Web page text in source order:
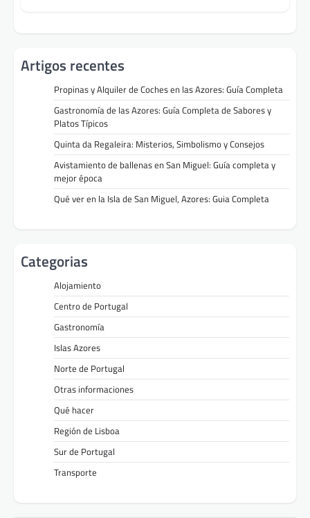
Artigos recentes
Propinas y Alquiler de Coches en las Azores: Guía Completa
Gastronomía de las Azores: Guía Completa de Sabores y
Platos Típicos
Quinta da Regaleira: Misterios, Simbolismo y Consejos
Avistamiento de ballenas en San Miguel: Guía completa y
mejor época
Qué ver en la Isla de San Miguel, Azores: Guia Completa
Categorias
Alojamiento
Centro de Portugal
Gastronomía
Islas Azores
Norte de Portugal
Otras informaciones
Qué hacer
Región de Lisboa
Sur de Portugal
Transporte